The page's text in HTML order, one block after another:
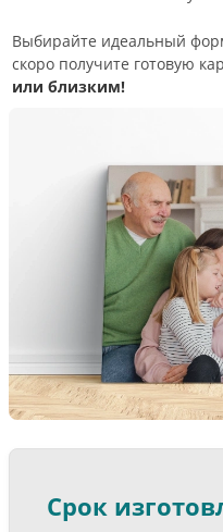
Выбирайте идеальный
скоро получите готовую
или близким!
Срок